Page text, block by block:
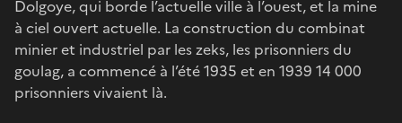
Dolgoye, qui borde l’actuelle ville à l’ouest, et la mine
à ciel ouvert actuelle. La construction du combinat
minier et industriel par les zeks, les prisonniers du
goulag, a commencé à l’été 1935 et en 1939 14 000
prisonniers vivaient là.